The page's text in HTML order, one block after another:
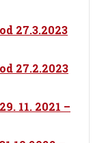
27.3.2023
27.2.2023
11. 2021 –